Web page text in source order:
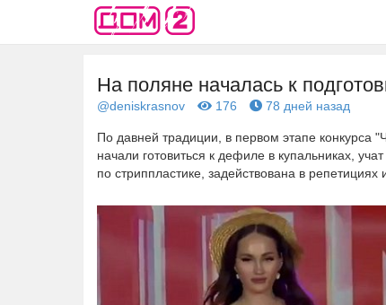
На поляне началась к
@deniskrasnov 176 78 дней назад
По давней традиции, в первом этапе конкурса
начали готовиться к дефиле в купальниках,
по стриппластике, задействована в репетициях